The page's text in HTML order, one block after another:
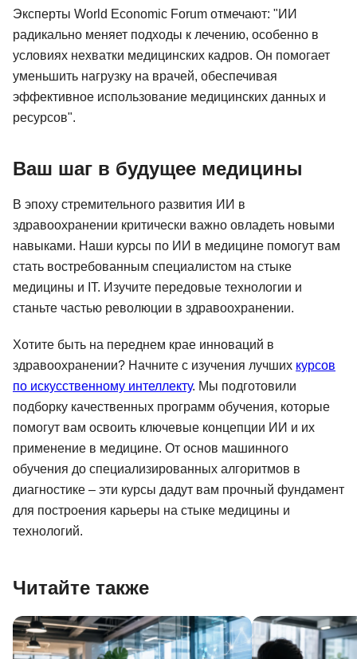
Эксперты World Economic Forum отмечают: "ИИ
радикально меняет подходы к лечению, особенно в
условиях нехватки медицинских кадров. Он помогает
уменьшить нагрузку на врачей, обеспечивая
эффективное использование медицинских данных и
ресурсов".
Ваш шаг в будущее медицины
В эпоху стремительного развития ИИ в
здравоохранении критически важно овладеть новыми
навыками. Наши курсы по ИИ в медицине помогут вам
стать востребованным специалистом на стыке
медицины и IT. Изучите передовые технологии и
станьте частью революции в здравоохранении.
Хотите быть на переднем крае инноваций в
здравоохранении? Начните с изучения лучших курсов
по искусственному интеллекту. Мы подготовили
подборку качественных программ обучения, которые
помогут вам освоить ключевые концепции ИИ и их
применение в медицине. От основ машинного
обучения до специализированных алгоритмов в
диагностике – эти курсы дадут вам прочный фундамент
для построения карьеры на стыке медицины и
технологий.
Читайте также